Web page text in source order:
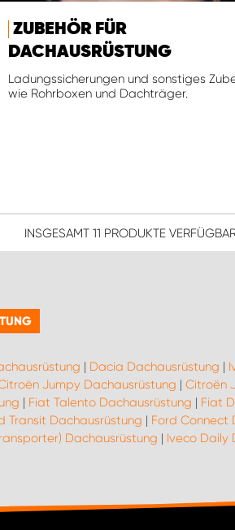
ZUBEHÖR FÜR
DACHAUSRÜSTUNG
Ladungssicherungen und sonstiges
wie Rohrboxen und Dachträger.
INSGESAMT11 PRODUKTE
| Dacia Dachausrüstung |
Jumpy Dachausrüstung | Citroën
| Fiat Talento Dachausrüstung | Fiat
Transit Dachausrüstung | Ford Connect
Dachausrüstung | Iveco Daily